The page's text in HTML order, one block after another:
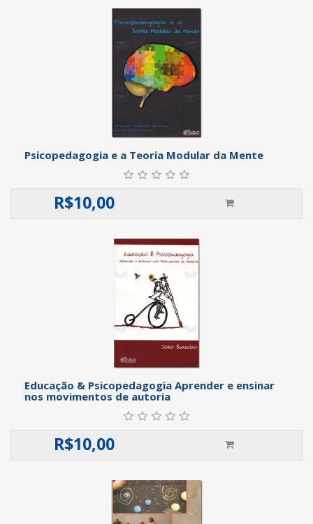
Psicopedagogia e a Teoria Modular da Mente
R$10,00
Educação & Psicopedagogia Aprender e ensinar
nos movimentos de autoria
R$10,00